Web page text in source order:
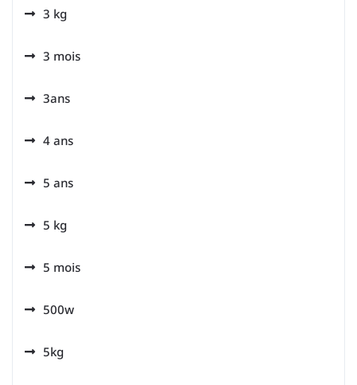
3 kg
3 mois
3ans
4 ans
5 ans
5 kg
5 mois
500w
5kg